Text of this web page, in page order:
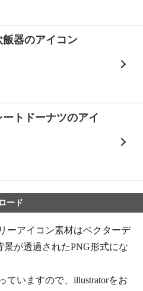
飯器のアイコン
ートドーナツのアイ
ード
ーアイコン素材はベクターデ
景が透過されたPNG形式にな
ていますので、illustratorをお